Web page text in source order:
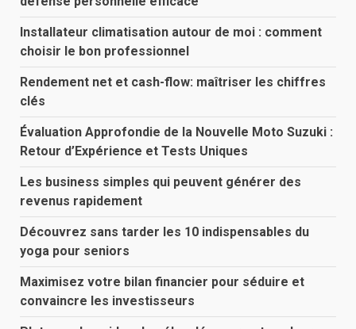
Installateur climatisation autour de moi : comment
choisir le bon professionnel
Rendement net et cash-flow: maîtriser les chiffres
clés
Évaluation Approfondie de la Nouvelle Moto Suzuki :
Retour d’Expérience et Tests Uniques
Les business simples qui peuvent générer des
revenus rapidement
Découvrez sans tarder les 10 indispensables du
yoga pour seniors
Maximisez votre bilan financier pour séduire et
convaincre les investisseurs